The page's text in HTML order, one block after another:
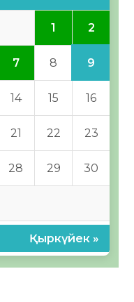
1 2
7 8 9
14 15 16
21 22 23
28 29 30
Қыркүйек »